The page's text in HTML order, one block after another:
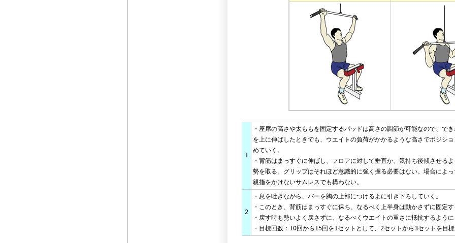
1
・座席の高さや太ももを固定するパッドは高さの調節が可能なので、で
を上に伸ばしたときでも、ウエイトの負荷がかかるような高さでポジシ
めていく。
・背筋はまっすぐに伸ばし、フロアに対して垂直か、気持ち後傾させる
勢を取る。グリップはそれほど意識的に強く握る必要はない。場合によ
親指をかけないサムレスでも構わない。
2
・息を吐きながら、バーを胸の上部につけるよに引き下ろしていく。
・このとき、背筋はまっすぐに保ち、なるべく上半身は動かさずに固定
・戻す時も勢いよく戻さずに、なるべくウエイトの重さに抵抗するよう
・目標回数：10回から15回を1セットとして、2セットから3セットを目